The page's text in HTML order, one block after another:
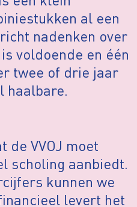
al een
nadenken over
voldoende en één
twee of drie jaar
haalbare.
de VVOJ moet
scholing aanbiedt.
kunnen we
levert het